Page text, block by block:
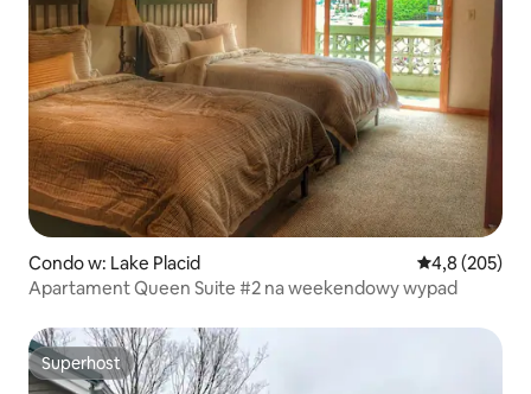
Condo w: Lake Placid Średnia
4,8 (205)
Apartament Queen Suite #2 na weekendowy wypad
Superhost
Superhost